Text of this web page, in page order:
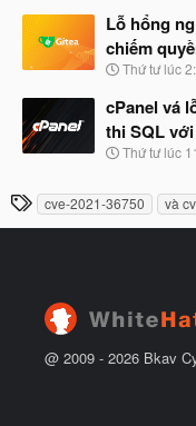
đ
ầ
u
à
b
ắ
đ
ầ
u
Lỗ hổng
chiếm
N
à
b
ắ
đ
ầ
u
Thứ tư lúc
cPanel vá
thi SQL
N
y
u
Thứ tư lúc
T
h
cve-2021-36750 và
@ 2009 - 2026 Bkav